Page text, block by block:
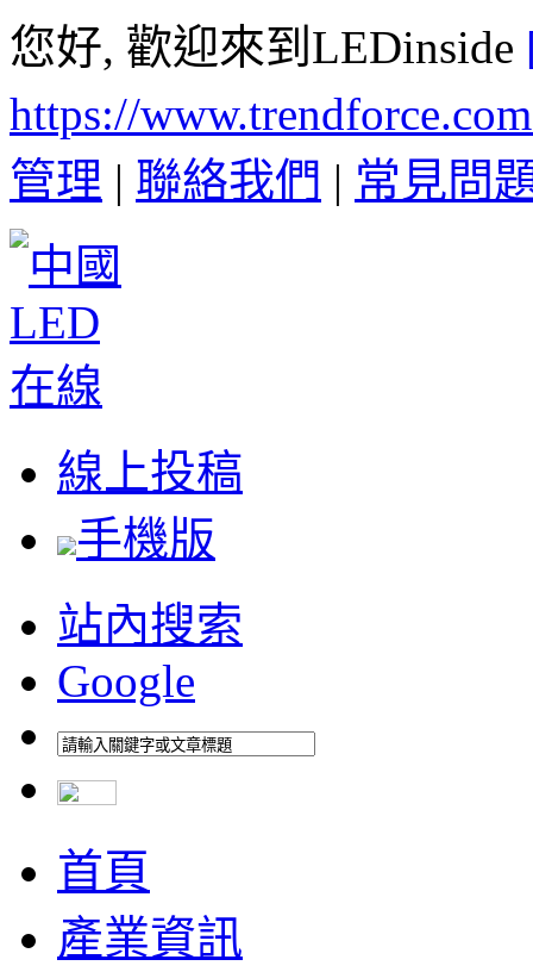
您好, 歡迎來到LEDinside
https://
管理 | 聯絡我們 | 常見問
線上投稿
手機版
站內搜索
Google
首頁
產業資訊